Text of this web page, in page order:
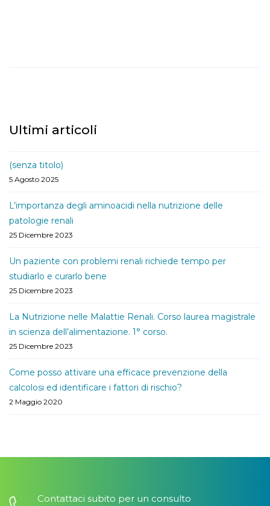
Ultimi articoli
(senza titolo)
5 Agosto 2025
L’importanza degli aminoacidi nella nutrizione delle
patologie renali
25 Dicembre 2023
Un paziente con problemi renali richiede tempo per
studiarlo e curarlo bene
25 Dicembre 2023
La Nutrizione nelle Malattie Renali. Corso laurea magistrale
in scienza dell’alimentazione. 1° corso.
25 Dicembre 2023
Come posso attivare una efficace prevenzione della
calcolosi ed identificare i fattori di rischio?
2 Maggio 2020
Contattaci subito per un consulto